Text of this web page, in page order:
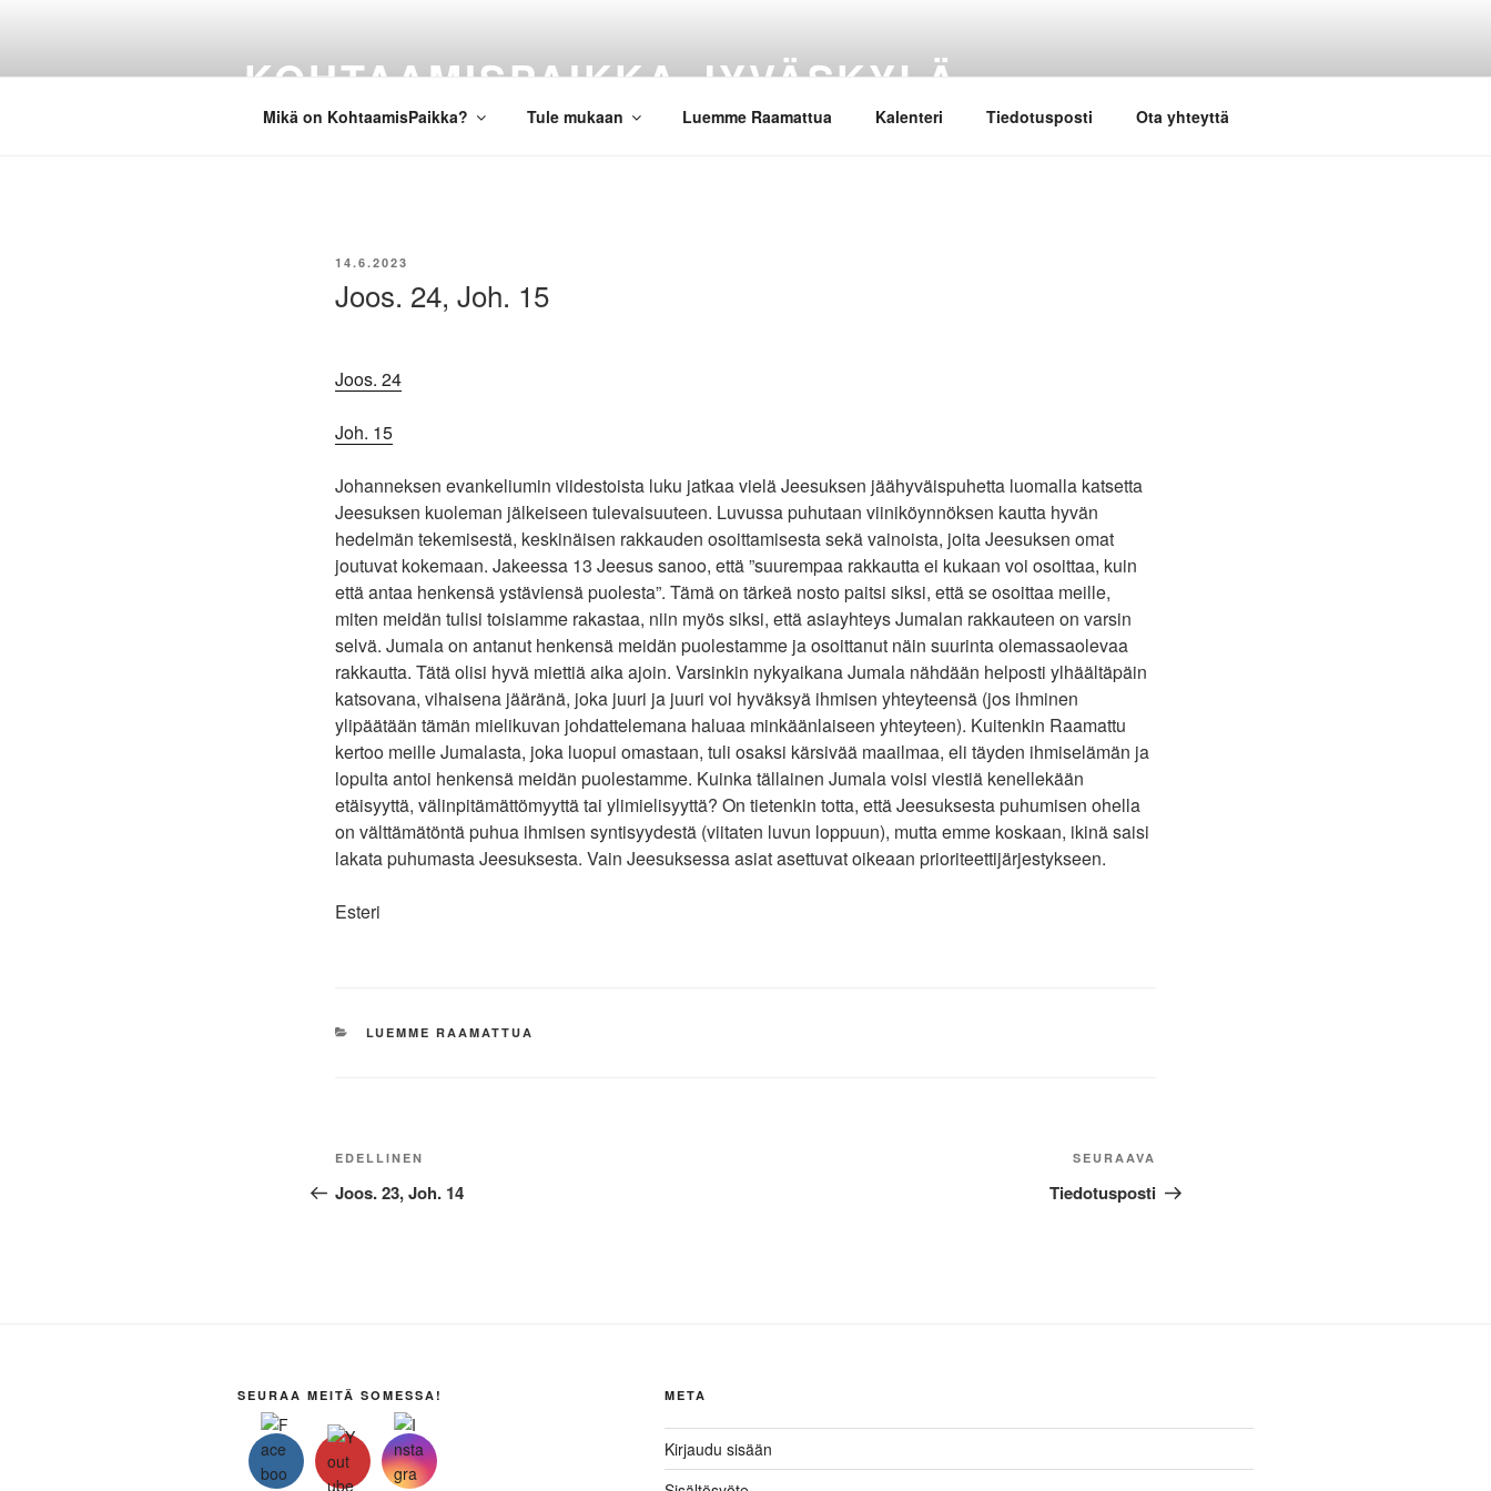
KOHTAAMISPAIKKA JYVÄSKYLÄ
Mikä on KohtaamisPaikka? Tule mukaan Luemme Raamattua Kalenteri Tiedotusposti Ota yhteyttä
JULKAISTU
14.6.2023
Joos. 24, Joh. 15
Joos. 24
Joh. 15
Johanneksen evankeliumin viidestoista luku jatkaa vielä Jeesuksen jäähyväispuhetta luomalla katsetta
Jeesuksen kuoleman jälkeiseen tulevaisuuteen. Luvussa puhutaan viiniköynnöksen kautta hyvän
hedelmän tekemisestä, keskinäisen rakkauden osoittamisesta sekä vainoista, joita Jeesuksen omat
joutuvat kokemaan. Jakeessa 13 Jeesus sanoo, että ”suurempaa rakkautta ei kukaan voi osoittaa, kuin
että antaa henkensä ystäviensä puolesta”. Tämä on tärkeä nosto paitsi siksi, että se osoittaa meille,
miten meidän tulisi toisiamme rakastaa, niin myös siksi, että asiayhteys Jumalan rakkauteen on varsin
selvä. Jumala on antanut henkensä meidän puolestamme ja osoittanut näin suurinta olemassaolevaa
rakkautta. Tätä olisi hyvä miettiä aika ajoin. Varsinkin nykyaikana Jumala nähdään helposti ylhäältäpäin
katsovana, vihaisena jääränä, joka juuri ja juuri voi hyväksyä ihmisen yhteyteensä (jos ihminen
ylipäätään tämän mielikuvan johdattelemana haluaa minkäänlaiseen yhteyteen). Kuitenkin Raamattu
kertoo meille Jumalasta, joka luopui omastaan, tuli osaksi kärsivää maailmaa, eli täyden ihmiselämän ja
lopulta antoi henkensä meidän puolestamme. Kuinka tällainen Jumala voisi viestiä kenellekään
etäisyyttä, välinpitämättömyyttä tai ylimielisyyttä? On tietenkin totta, että Jeesuksesta puhumisen ohella
on välttämätöntä puhua ihmisen syntisyydestä (viitaten luvun loppuun), mutta emme koskaan, ikinä saisi
lakata puhumasta Jeesuksesta. Vain Jeesuksessa asiat asettuvat oikeaan prioriteettijärjestykseen.
Esteri
KATEGORIAT
LUEMME RAAMATTUA
Artikkelien
selaus
Edellinen
artikkeli
EDELLINEN
Joos. 23, Joh. 14
artikkeli
SEURAAVA
Tiedotusposti
SEURAA MEITÄ SOMESSA! META
Kirjaudu sisään